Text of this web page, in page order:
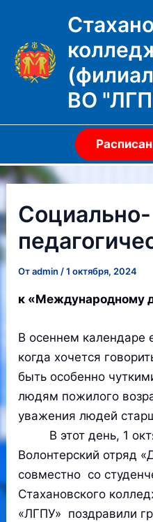
содержимому
ВО
Социально-
Отadmin /1 октября, 2024
к «Международному
В осеннем календаре
когда хочется
быть особенно
людям пожилого
уважения людей
В этот день, 1
Волонтерский отряд
совместно со
Стахановского
«ЛГПУ» поздравили